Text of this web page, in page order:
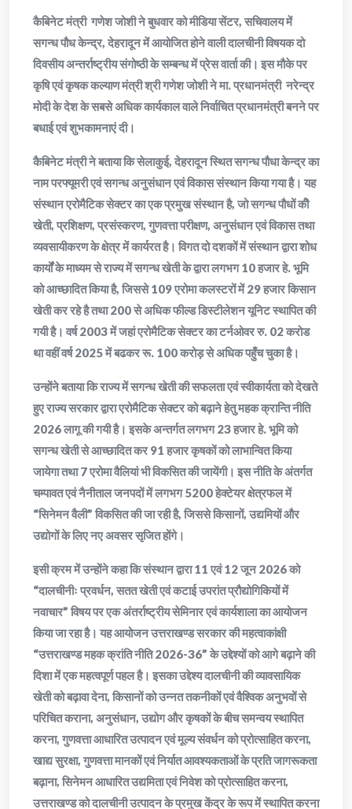
कैबिनेट मंत्री गणेश जोशी ने बुधवार को मीडिया सेंटर, सचिवालय में
सगन्ध पौध केन्द्र, देहरादून में आयोजित होने वाली दालचीनी विषयक दो
दिवसीय अन्तर्राष्ट्रीय संगोष्ठी के सम्बन्ध में प्रेस वार्ता की। इस मौके पर
कृषि एवं कृषक कल्याण मंत्री श्री गणेश जोशी ने मा. प्रधानमंत्री नरेन्द्र
मोदी के देश के सबसे अधिक कार्यकाल वाले निर्वाचित प्रधानमंत्री बनने पर
बधाई एवं शुभकामनाएं दी।
कैबिनेट मंत्री ने बताया कि सेलाकुई, देहरादून स्थित सगन्ध पौधा केन्द्र का
नाम परफ्यूमरी एवं सगन्ध अनुसंधान एवं विकास संस्थान किया गया है। यह
संस्थान एरोमैटिक सेक्टर का एक प्रमुख संस्थान है, जो सगन्ध पौधों कीे
खेती, प्रशिक्षण, प्रसंस्करण, गुणवत्ता परीक्षण, अनुसंधान एवं विकास तथा
व्यवसायीकरण के क्षेत्र में कार्यरत है। विगत दो दशकों में संस्थान द्वारा शोध
कार्यों के माध्यम से राज्य में सगन्ध खेती के द्वारा लगभग 10 हजार हे. भूमि
को आच्छादित किया है, जिससे 109 एरोमा कलस्टरों में 29 हजार किसान
खेती कर रहे है तथा 200 से अधिक फील्ड डिस्टीलेशन यूनिट स्थापित की
गयी है। वर्ष 2003 में जहां एरोमैटिक सेक्टर का टर्नओवर रु. 02 करोड
था वहीं वर्ष 2025 में बढकर रू. 100 करोड़ से अधिक पहुँच चुका है।
उन्होंने बताया कि राज्य में सगन्ध खेती की सफलता एवं स्वीकार्यता को देखते
हुए राज्य सरकार द्वारा एरोमैटिक सेक्टर को बढ़ाने हेतु महक क्रान्ति नीति
2026 लागू की गयी है। इसके अन्तर्गत लगभग 23 हजार हे. भूमि को
सगन्ध खेती से आच्छादित कर 91 हजार कृषकों को लाभान्वित किया
जायेगा तथा 7 एरोमा वैलियां भी विकसित की जायेंगी। इस नीति के अंतर्गत
चम्पावत एवं नैनीताल जनपदों में लगभग 5200 हेक्टेयर क्षेत्रफल में
“सिनेमन वैली” विकसित की जा रही है, जिससे किसानों, उद्यमियों और
उद्योगों के लिए नए अवसर सृजित होंगे।
इसी क्रम में उन्होंने कहा कि संस्थान द्वारा 11 एवं 12 जून 2026 को
“दालचीनीः प्रवर्धन, सतत खेती एवं कटाई उपरांत प्रौद्योगिकियों में
नवाचार” विषय पर एक अंतर्राष्ट्रीय सेमिनार एवं कार्यशाला का आयोजन
किया जा रहा है। यह आयोजन उत्तराखण्ड सरकार की महत्वाकांक्षी
“उत्तराखण्ड महक क्रांति नीति 2026-36” के उद्देश्यों को आगे बढ़ाने की
दिशा में एक महत्वपूर्ण पहल है। इसका उद्देश्य दालचीनी की व्यावसायिक
खेती को बढ़ावा देना, किसानों को उन्नत तकनीकों एवं वैश्विक अनुभवों से
परिचित कराना, अनुसंधान, उद्योग और कृषकों के बीच समन्वय स्थापित
करना, गुणवत्ता आधारित उत्पादन एवं मूल्य संवर्धन को प्रोत्साहित करना,
खाद्य सुरक्षा, गुणवत्ता मानकों एवं निर्यात आवश्यकताओं के प्रति जागरूकता
बढ़ाना, सिनेमन आधारित उद्यमिता एवं निवेश को प्रोत्साहित करना,
उत्तराखण्ड को दालचीनी उत्पादन के प्रमुख केंद्र के रूप में स्थापित करना